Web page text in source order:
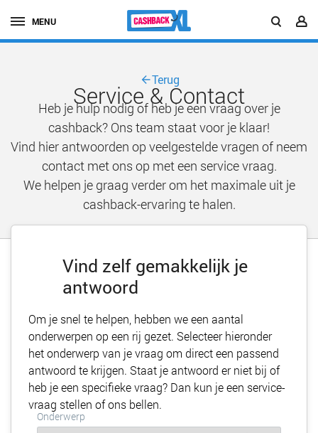
MENU
Terug
Service & Contact
Heb je hulp nodig of heb je een vraag over je
cashback? Ons team staat voor je klaar!
Vind hier antwoorden op veelgestelde vragen of neem
contact met ons op met een service vraag.
We helpen je graag verder om het maximale uit je
cashback-ervaring te halen.
Vind zelf gemakkelijk je
antwoord
Om je snel te helpen, hebben we een aantal
onderwerpen op een rij gezet. Selecteer hieronder
het onderwerp van je vraag om direct een passend
antwoord te krijgen. Staat je antwoord er niet bij of
heb je een specifieke vraag? Dan kun je een service-
vraag stellen of ons bellen.
Onderwerp